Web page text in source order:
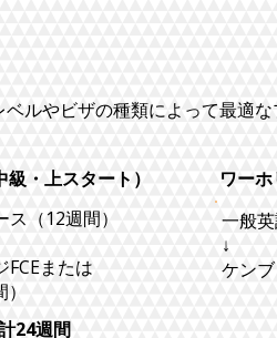
ルやビザの種類によって最適な
・上スタート）
（12週間）
FCEまたは
24週間
ワー
一般英
↓
ケン